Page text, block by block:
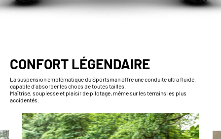
CONFORT LÉGENDAIRE
La suspension emblématique du Sportsman offre une conduite ultra fluide,
capable d’absorber les chocs de toutes tailles.
Maîtrise, souplesse et plaisir de pilotage, même sur les terrains les plus
accidentés.